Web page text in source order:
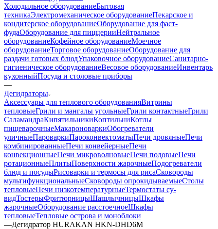
Холодильное оборудованиеБытовая
техникаЭлектромеханическое оборудованиеПекарское и
кондитерское оборудованиеОборудование для фаст-
фудаОборудование для пиццерииНейтральное
оборудованиеКофейное оборудованиеМоечное
оборудованиеТорговое оборудованиеОборудование для
раздачи готовых блюдУпаковочное оборудованиеСанитарно-
гигиеническое оборудованиеВесовое оборудованиеИнвентарь
кухонныйПосуда и столовые приборы
—
Дегидраторы
Аксессуары для теплового оборудованияВитрины
тепловыеГрили и мангалы угольныеГрили контактныеГрили
СаламандраКипятильникиКоптильниКотлы
пищеварочныеМакароноваркиОбогреватели
уличныеПароваркиПароконвектоматыПечи дровяныеПечи
комбинированныеПечи конвейерныеПечи
конвекционныеПечи микроволновыеПечи подовыеПечи
ротационныеПлитыПоверхности жарочныеПодогреватели
блюд и посудыРисоварки и термосы для рисаСковороды
мультифункциональныеСковороды опрокидываемыеСтолы
тепловыеПечи низкотемпературныеТермостаты су-
видТостерыФритюрницыШашлычницыШкафы
жарочныеОборудование расстоечноеШкафы
тепловыеТепловые острова и моноблоки
—Дегидратор HURAKAN HKN-DHD6M